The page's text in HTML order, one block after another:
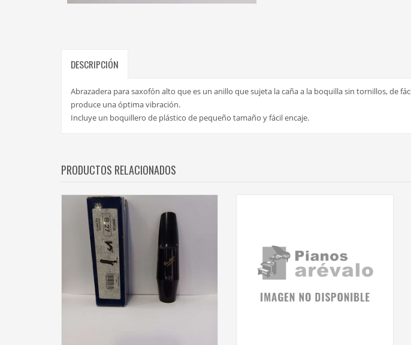
DESCRIPCIÓN
Abrazadera para saxofón alto que es un anillo que sujeta la caña a la boquilla sin tornillos, de
produce una óptima vibración.
Incluye un boquillero de plástico de pequeño tamaño y fácil encaje.
PRODUCTOS RELACIONADOS